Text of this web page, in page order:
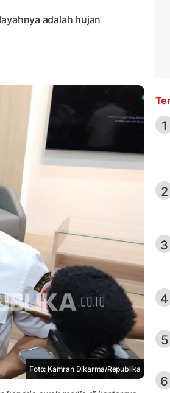
adalah hujan
Foto: Kamran Dikarma/Republika
1
2
3
4
5
6